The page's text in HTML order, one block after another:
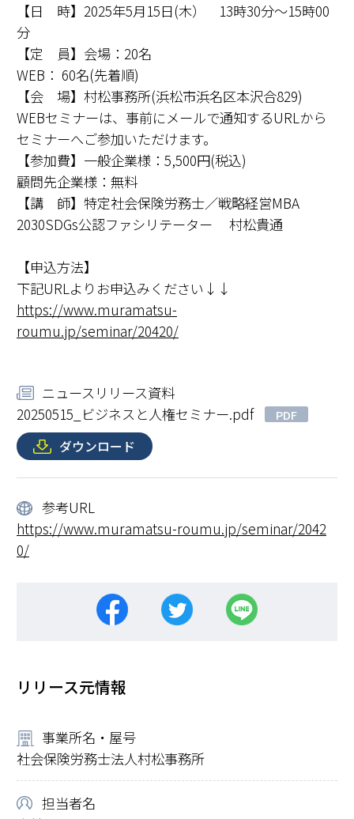
【日 時】2025年5月15日(木） 13時30分～15時00
分
【定 員】会場：20名
WEB： 60名(先着順)
【会 場】村松事務所(浜松市浜名区本沢合829)
WEBセミナーは、事前にメールで通知するURLから
セミナーへご参加いただけます。
【参加費】一般企業様：5,500円(税込)
顧問先企業様：無料
【講 師】特定社会保険労務士／戦略経営MBA
2030SDGs公認ファシリテーター 村松貴通
【申込方法】
下記URLよりお申込みください↓↓
https://www.muramatsu-
roumu.jp/seminar/20420/
ニュースリリース資料
20250515_ビジネスと人権セミナー.pdf
PDF
ダウンロード
参考URL
https://www.muramatsu-roumu.jp/seminar/2042
0/
リリース元情報
事業所名・屋号
社会保険労務士法人村松事務所
担当者名